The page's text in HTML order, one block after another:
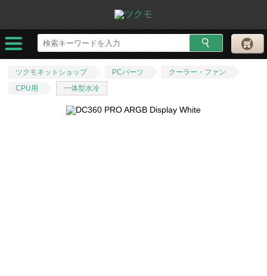
ツクモネットショップ PCパーツ
クーラー・ファン
CPU用
一体型水冷